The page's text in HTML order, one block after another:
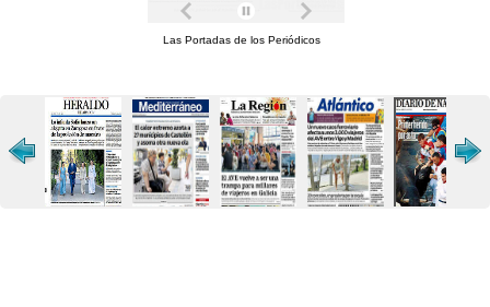
Las Portadas de los Periódicos